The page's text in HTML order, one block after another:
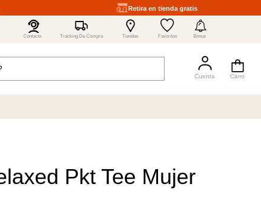
Retira en tienda gratis
Contacto Tracking De Compra Tiendas Favoritos Bonus
Pkt Tee Mujer